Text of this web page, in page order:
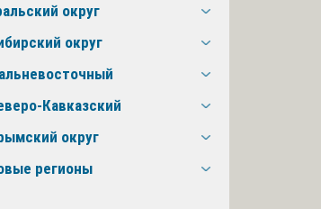
округ
округ
Кавказский
округ
регионы